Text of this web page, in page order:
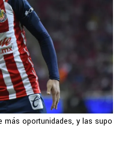
más oportunidades, y las supo